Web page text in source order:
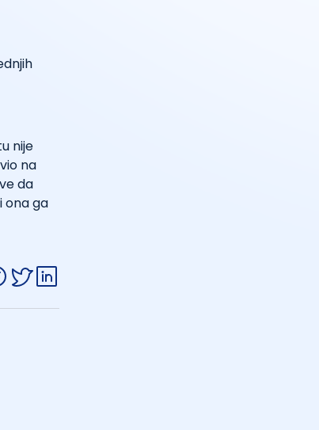
nije
na
da
ona ga